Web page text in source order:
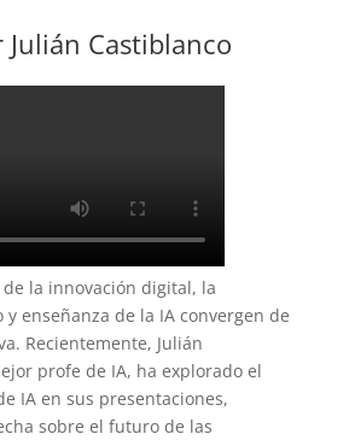
Julián Castiblanco
la innovación digital, la
y enseñanza de la IA convergen de
Recientemente, Julián
profe de IA, ha explorado el
IA en sus presentaciones,
sobre el futuro de las